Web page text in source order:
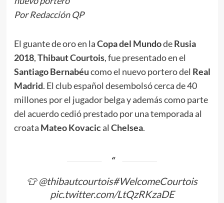
Por Redacción QP
El guante de oro en laCopa del MundodeRusia
2018,Thibaut Courtois, fue presentado en el
Santiago Bernabéucomo el nuevo portero del Real
Madrid. El club español desembolsó cerca de 40
millones por el jugador belga y además como parte
del acuerdo cedió prestado por una temporada al
croata Mateo Kovacical Chelsea.
👕@thibautcourtois#WelcomeCourtois
pic.twitter.com/LtQzRKzaDE